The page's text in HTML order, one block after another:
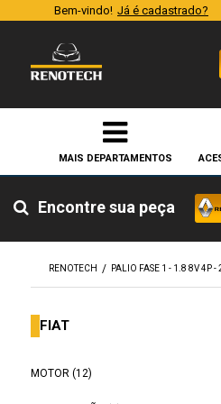
Bem-vindo! Já é cadastrado?
Encontre sua peça
RENOTECH PALIO FASE 1 - 1.8 8V 4P
FIAT
MOTOR (12)